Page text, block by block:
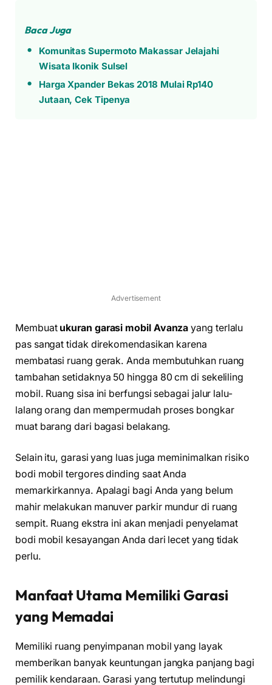
Baca Juga
Komunitas Supermoto Makassar Jelajahi
Wisata Ikonik Sulsel
Harga Xpander Bekas 2018 Mulai Rp140
Jutaan, Cek Tipenya
Advertisement
Membuat ukuran garasi mobil Avanza yang terlalu
pas sangat tidak direkomendasikan karena
membatasi ruang gerak. Anda membutuhkan ruang
tambahan setidaknya 50 hingga 80 cm di sekeliling
mobil. Ruang sisa ini berfungsi sebagai jalur lalu-
lalang orang dan mempermudah proses bongkar
muat barang dari bagasi belakang.
Selain itu, garasi yang luas juga meminimalkan risiko
bodi mobil tergores dinding saat Anda
memarkirkannya. Apalagi bagi Anda yang belum
mahir melakukan manuver parkir mundur di ruang
sempit. Ruang ekstra ini akan menjadi penyelamat
bodi mobil kesayangan Anda dari lecet yang tidak
perlu.
Manfaat Utama Memiliki Garasi
yang Memadai
Memiliki ruang penyimpanan mobil yang layak
memberikan banyak keuntungan jangka panjang bagi
pemilik kendaraan. Garasi yang tertutup melindungi